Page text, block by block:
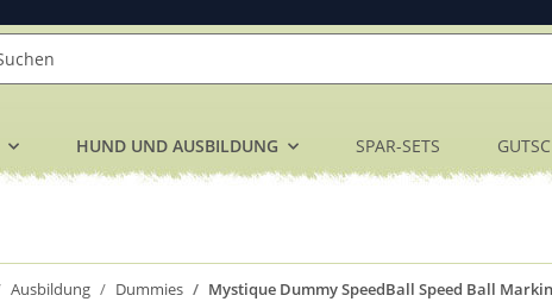
HUND UND AUSBILDUNG SPAR-SETS
Ausbildung Dummies Mystique Dummy SpeedBall Speed Ball